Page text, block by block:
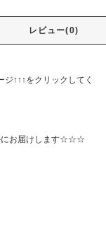
レビュー(0)
をクリックしてく
にお届けします☆☆☆